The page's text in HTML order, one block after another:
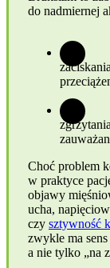
do nadmiernej
Choć problem
w praktyce
objawy
ucha,
czy sztywność
zwykle ma
a nie tylko „na